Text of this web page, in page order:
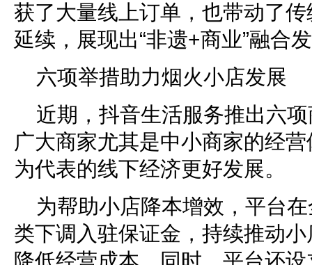
获了大量线上订单，也带动了
延续，展现出“非遗+商业”融合
六项举措助力烟火小店发展
近期，抖音生活服务推出六
广大商家尤其是中小商家的经
为代表的线下经济更好发展。
为帮助小店降本增效，平台
类下调入驻保证金，持续推动